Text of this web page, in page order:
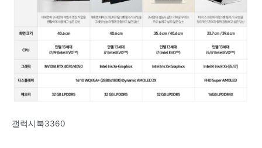
갤럭시북3360